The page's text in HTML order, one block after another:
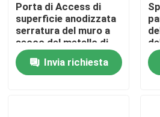
Richieda una citazione
Pannello di Access di alluminio
Porta di Access di
superficie anodizzata
serratura del muro a
secco del metallo di
spinta per ispezione
Invia richiesta